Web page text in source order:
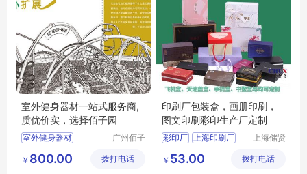
室外健身器材一站式服务商,
质优价实，选择佰子园
室外健身器材
户外健身器材厂家
广州佰子
备有限公
￥ 800.00 拨打电话
印刷厂包装盒，画册印刷，
图文印刷彩印生产厂定制
彩印厂 上海印刷厂
包装印刷
上海储贤
有限公司
￥ 53.00 拨打电话